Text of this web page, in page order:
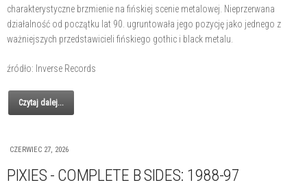
charakterystyczne brzmienie na fińskiej scenie metalowej. Nieprzerwana
działalność od początku lat 90. ugruntowała jego pozycję jako jednego z
ważniejszych przedstawicieli fińskiego gothic i black metalu.
źródło: Inverse Records
Czytaj dalej...
CZERWIEC 27, 2026
PIXIES - COMPLETE B SIDES: 1988-97